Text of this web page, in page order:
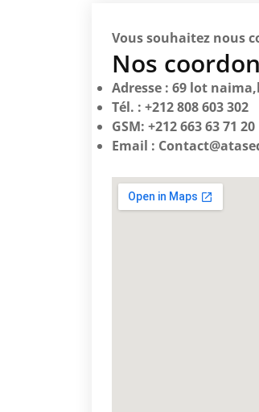
Vous souhaitez nous
Nos
Adresse : 69 lot
Tél. : +212 808 603 302
GSM: +212 663 63 71 20
Email :